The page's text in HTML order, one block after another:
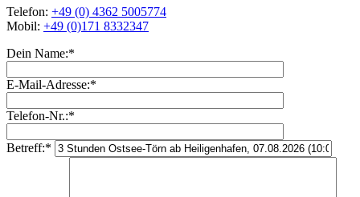
Telefon: +49 (0) 4362 5005774
Mobil: +49 (0)171 8332347
Dein Name:*
E-Mail-Adresse:*
Telefon-Nr.:*
Betreff:*